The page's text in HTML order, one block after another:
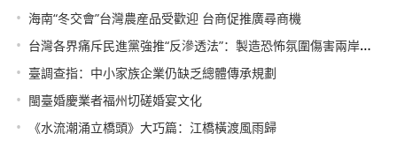
• 海南“冬交會”台灣農産品受歡迎 台商促推廣尋商機
• 台灣各界痛斥民進黨強推“反滲透法”：製造恐怖氛圍傷害兩岸關係
• 臺調查指：中小家族企業仍缺乏總體傳承規劃
• 閩臺婚慶業者福州切磋婚宴文化
• 《水流潮涌立橋頭》大巧篇：江橋橫渡風雨歸